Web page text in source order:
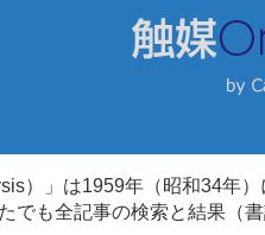
）」は1959年（昭和34年
でも全記事の検索と結果（